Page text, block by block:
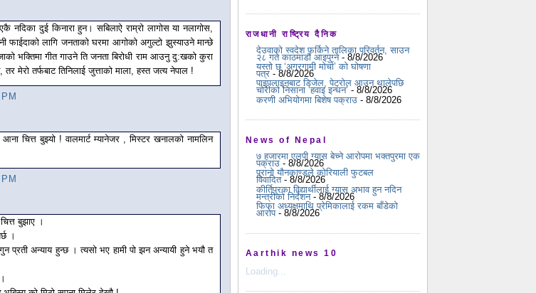
नदिका दुई किनारा हुन। सबिलाऐ राम्रो लागोस या नलागोस,
फाईदाको लागि जनताको घरमा आगोको अगुल्टो झुस्याउने मान्छे
भक्तिमा गीत गाउने ति जनता बिरोधी राम आउनु दु:खको कुरा
मेरो तर्फबाट तिनिलाई जुत्ताको माला, हस्त जत्य नेपाल !
चित्त बुझ्यो ! वालमार्ट म्यानेजर , मिस्टर खनालको नामलिन
बुझाए ।
।
प्रती अन्याय हुन्छ । त्यसो भए हामी पो झन अन्यायी हुने भयौ त
राजधानी राष्ट्रिय दैनिक
देउवाको स्वदेश फर्किने तालिका परिवर्तन, साउन
२८ गते काठमाडौं आइपुग्ने- 8/8/2026
यस्ताे छ ‘अग्रगामी माेर्चा’ काे घाेषणा
पत्र - 8/8/2026
पाइपलाइनबाट डिजेल, पेट्रोल आउन थालेपछि
चोरीको निसाना ‘हवाइ इन्धन’ - 8/8/2026
करणी अभियोगमा बिशेष पक्राउ - 8/8/2026
News of Nepal
७ हजारमा एलपी ग्यास बेच्ने आरोपमा भक्तपुरमा एक
पक्राउ - 8/8/2026
पुरानो यौनकाण्डले कोरियाली फुटबल
विवादित- 8/8/2026
कीर्तिपुरका विद्यार्थीलाई ग्यास अभाव हुन नदिन
मन्त्रीको निर्देशन- 8/8/2026
फिफा अध्यक्षमाथि प्रेमिकालाई रकम बाँडेको
आरोप- 8/8/2026
Aarthik news 10
Loading...